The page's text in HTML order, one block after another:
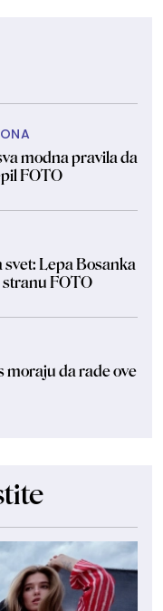
modna pravila da
FOTO
Lepa Bosanka
FOTO
moraju da rade ove